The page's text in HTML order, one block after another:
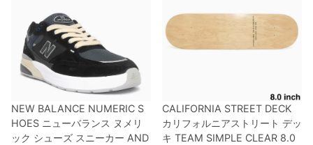
NEW BALANCE NUMERIC S
HOES ニューバランス ヌメリ
ック シューズ スニーカー AND
CALIFORNIA STREET DECK
カリフォルニアストリート デッ
キ TEAM SIMPLE CLEAR 8.0